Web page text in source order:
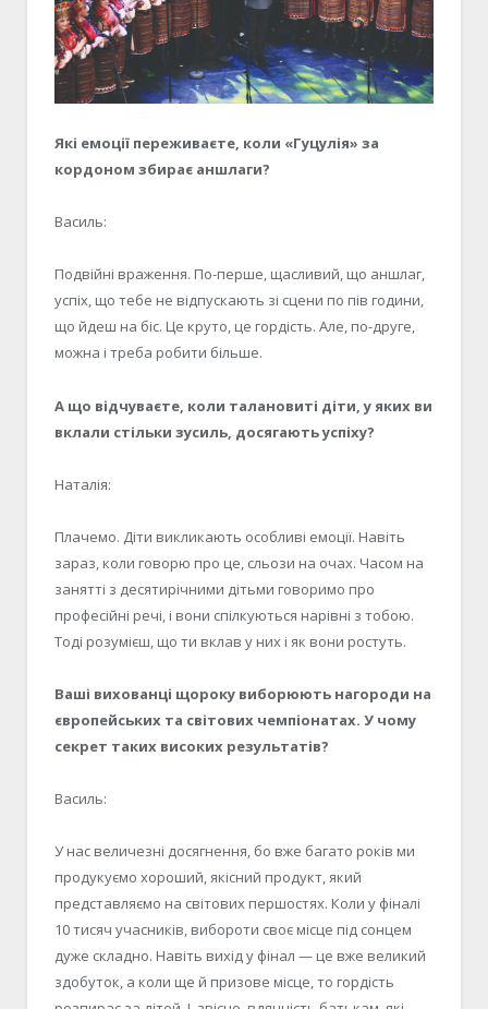
Які емоції переживаєте, коли «Гуцулія» за
кордоном збирає аншлаги?
Василь:
Подвійні враження. По-перше, щасливий, що аншлаг,
успіх, що тебе не відпускають зі сцени по пів години,
що йдеш на біс. Це круто, це гордість. Але, по-друге,
можна і треба робити більше.
А що відчуваєте, коли талановиті діти, у яких ви
вклали стільки зусиль, досягають успіху?
Наталія:
Плачемо. Діти викликають особливі емоції. Навіть
зараз, коли говорю про це, сльози на очах. Часом на
занятті з десятирічними дітьми говоримо про
професійні речі, і вони спілкуються нарівні з тобою.
Тоді розумієш, що ти вклав у них і як вони ростуть.
Ваші вихованці щороку виборюють нагороди на
європейських та світових чемпіонатах. У чому
секрет таких високих результатів?
Василь:
У нас величезні досягнення, бо вже багато років ми
продукуємо хороший, якісний продукт, який
представляємо на світових першостях. Коли у фіналі
10 тисяч учасників, вибороти своє місце під сонцем
дуже складно. Навіть вихід у фінал — це вже великий
здобуток, а коли ще й призове місце, то гордість